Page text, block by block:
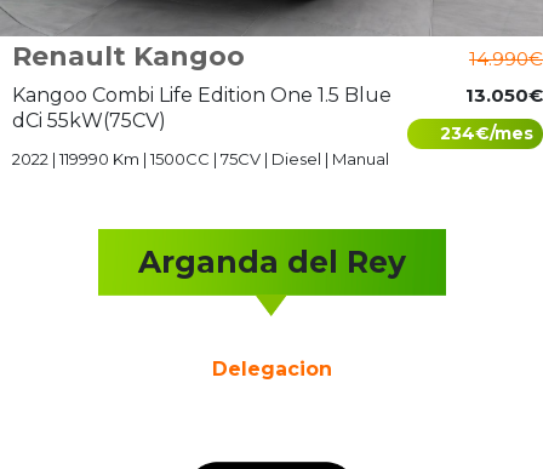
Renault Kangoo
Kangoo Combi Life Edition One 1.5 Blue
dCi 55kW(75CV)
2022 | 119990 Km | 1500CC | 75CV | Diesel | Manual
14.990€
13.050€
234€/mes
Arganda del Rey
Delegacion